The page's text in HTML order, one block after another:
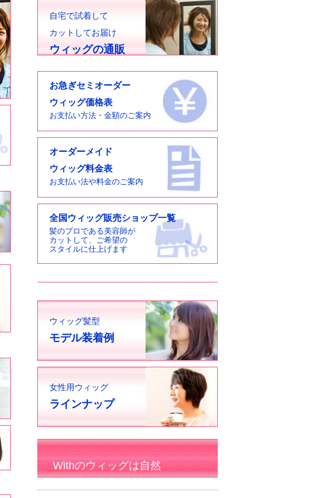
自宅で試着して
カットしてお届け
ウィッグの通販
お急ぎセミオーダー
ウィッグ価格表
お支払い方法・金額のご案内
オーダーメイド
ウィッグ料金表
お支払い法や料金のご案内
全国ウィッグ販売ショップ一覧
髪のプロである美容師が
カットして、ご希望の
スタイルに仕上げます
ウィッグ髪型
モデル装着例
女性用ウィッグ
ラインナップ
Withのウィッグは自然